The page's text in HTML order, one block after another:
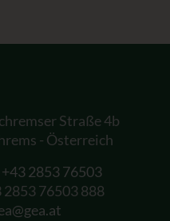
Straße 4b
- Österreich
+43 2853 76503
2853 76503 888